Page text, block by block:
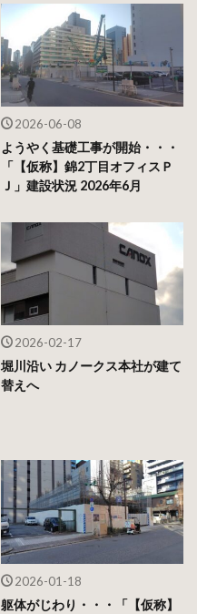
2026-06-08
ようやく基礎工事が開始・・・
「【仮称】錦2丁目オフィスＰ
Ｊ」建設状況 2026年6月
2026-02-17
堀川沿い カノークス本社が建て
替えへ
2026-01-18
躯体がじわり・・・「【仮称】